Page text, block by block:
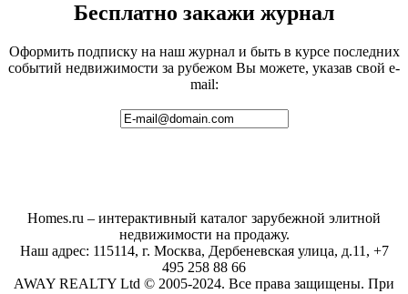
Бесплатно закажи журнал
Оформить подписку на наш журнал и быть в курсе последних
событий недвижимости за рубежом Вы можете, указав свой e-
mail:
Homes.ru – интерактивный каталог зарубежной элитной
недвижимости на продажу.
Наш адрес: 115114, г. Москва, Дербеневская улица, д.11, +7
495 258 88 66
AWAY REALTY Ltd © 2005-2024. Все права защищены. При